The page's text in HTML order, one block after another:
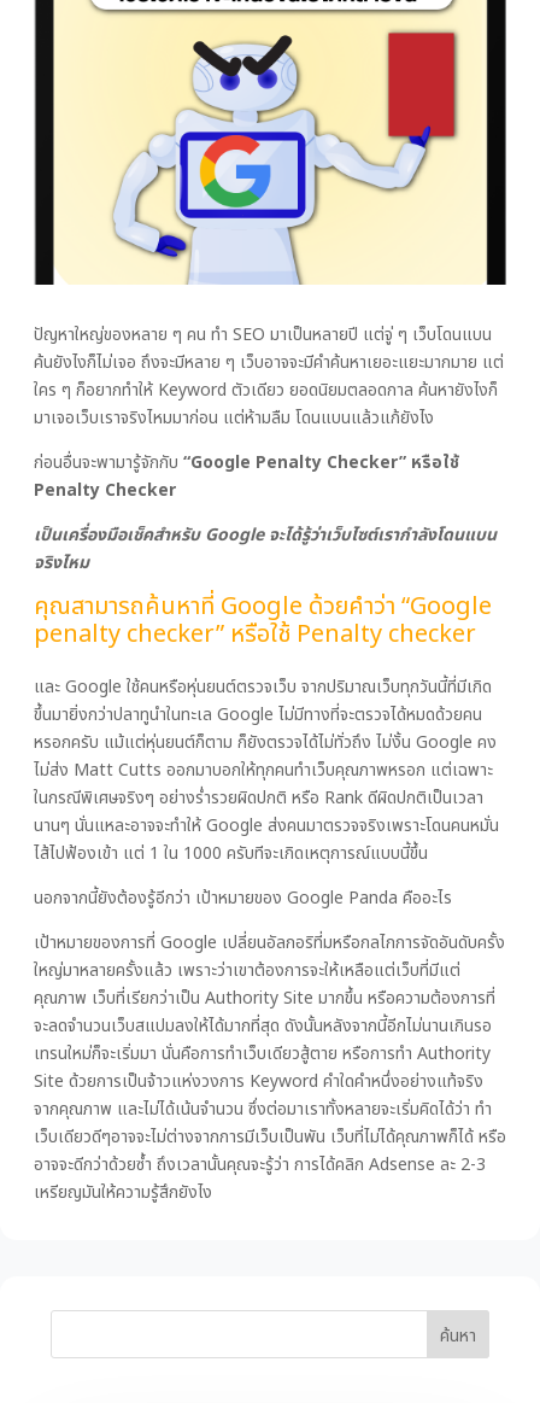
ปัญหาใหญ่ของหลาย ๆ คน ทำ SEO มาเป็นหลายปี แต่จู่ ๆ เว็บโดนแบน
ค้นยังไงก็ไม่เจอ ถึงจะมีหลาย ๆ เว็บอาจจะมีคำค้นหาเยอะแยะมากมาย แต่
ใคร ๆ ก็อยากทำให้ Keyword ตัวเดียว ยอดนิยมตลอดกาล ค้นหายังไงก็
มาเจอเว็บเราจริงไหมมาก่อน แต่ห้ามลืม โดนแบนแล้วแก้ยังไง
ก่อนอื่นจะพามารู้จักกับ “Google Penalty Checker” หรือใช้
Penalty Checker
เป็นเครื่องมือเช็คสำหรับ Google จะได้รู้ว่าเว็บไซต์เรากำลังโดนแบน
จริงไหม
คุณสามารถค้นหาที่ Google ด้วยคำว่า “Google
penalty checker” หรือใช้ Penalty checker
และ Google ใช้คนหรือหุ่นยนต์ตรวจเว็บ จากปริมาณเว็บทุกวันนี้ที่มีเกิด
ขึ้นมายิ่งกว่าปลาทูนำในทะเล Google ไม่มีทางที่จะตรวจได้หมดด้วยคน
หรอกครับ แม้แต่หุ่นยนต์ก็ตาม ก็ยังตรวจได้ไม่ทั่วถึง ไม่งั้น Google คง
ไม่ส่ง Matt Cutts ออกมาบอกให้ทุกคนทำเว็บคุณภาพหรอก แต่เฉพาะ
ในกรณีพิเศษจริงๆ อย่างร่ำรวยผิดปกติ หรือ Rank ดีผิดปกติเป็นเวลา
นานๆ นั่นแหละอาจจะทำให้ Google ส่งคนมาตรวจจริงเพราะโดนคนหมั่น
ไส้ไปฟ้องเข้า แต่ 1 ใน 1000 ครับทีจะเกิดเหตุการณ์แบบนี้ขึ้น
นอกจากนี้ยังต้องรู้อีกว่า เป้าหมายของ Google Panda คืออะไร
เป้าหมายของการที่ Google เปลี่ยนอัลกอริที่มหรือกลไกการจัดอันดับครั้ง
ใหญ่มาหลายครั้งแล้ว เพราะว่าเขาต้องการจะให้เหลือแต่เว็บที่มีแต่
คุณภาพ เว็บที่เรียกว่าเป็น Authority Site มากขึ้น หรือความต้องการที่
จะลดจำนวนเว็บสแปมลงให้ได้มากที่สุด ดังนั้นหลังจากนี้อีกไม่นานเกินรอ
เทรนใหม่ก็จะเริ่มมา นั่นคือการทำเว็บเดียวสู้ตาย หรือการทำ Authority
Site ด้วยการเป็นจ้าวแห่งวงการ Keyword คำใดคำหนึ่งอย่างแท้จริง
จากคุณภาพ และไม่ได้เน้นจำนวน ซึ่งต่อมาเราทั้งหลายจะเริ่มคิดได้ว่า ทำ
เว็บเดียวดีๆอาจจะไม่ต่างจากการมีเว็บเป็นพัน เว็บที่ไม่ได้คุณภาพก็ได้ หรือ
อาจจะดีกว่าด้วยซ้ำ ถึงเวลานั้นคุณจะรู้ว่า การได้คลิก Adsense ละ 2-3
เหรียญมันให้ความรู้สึกยังไง
ค้นหา